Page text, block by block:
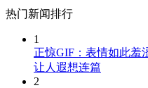
热门新闻排行
1
正惊GIF：表情如此羞
让人遐想连篇
2